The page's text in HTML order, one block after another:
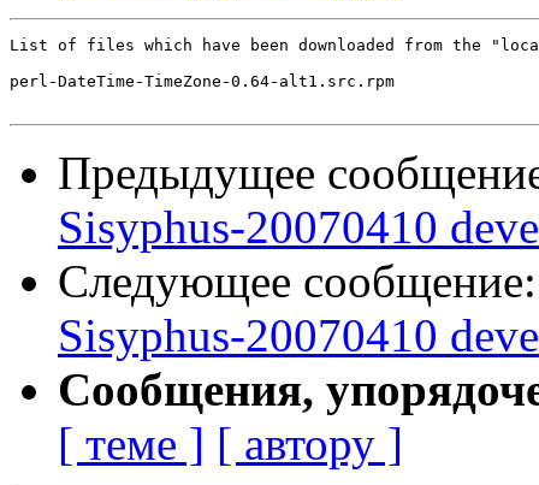
List of files which have been downloaded from the
perl-DateTime-TimeZone-0.64-alt1.src.rpm
Предыдущее
Sisyphus-20070410
Следующее
Sisyphus-20070410
Сообщения,
[ теме ] [ автору ]